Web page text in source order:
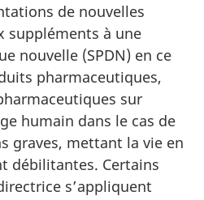
de nouvelles
suppléments à une
nouvelle (SPDN) en ce
pharmaceutiques,
sur
humain dans le cas de
graves, mettant la vie en
débilitantes. Certains
s’appliquent